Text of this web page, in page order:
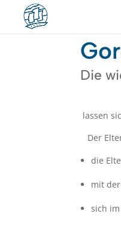
Die
lassen
Der
die
mit
sich